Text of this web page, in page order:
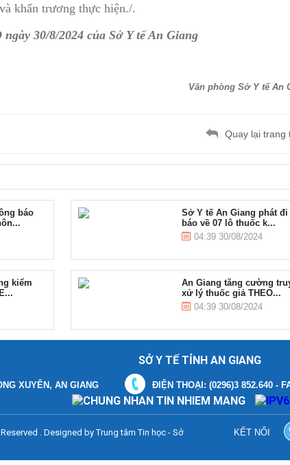
khẩn trương thực hiện./.
30/8/2024 của Sở Y tế An Giang
Văn phòng Sở Y tế An
Quay lại trang
Sở Y tế An Giang phát đi
báo về 07 lô thuốc k...
04:39 30/08/2024
báo
An Giang tăng cường
xử lý thuốc giả THEO...
04:39 30/08/2024
kiểm
SỞ Y TẾ TỈNH AN GIANG
XUYÊN, AN GIANG ĐIỆN THOẠI: (0296)3 852.640 -
. Designed byTrung tâm Tin học - Sở
KẾT NỐI